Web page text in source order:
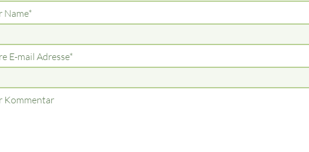
Name*
E-mail Adresse*
Kommentar